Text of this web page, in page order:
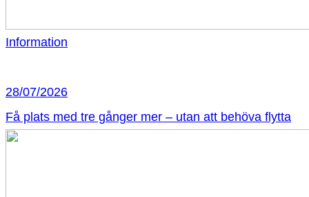
Information
28/07/2026
Få plats med tre gånger mer – utan att behöva flytta